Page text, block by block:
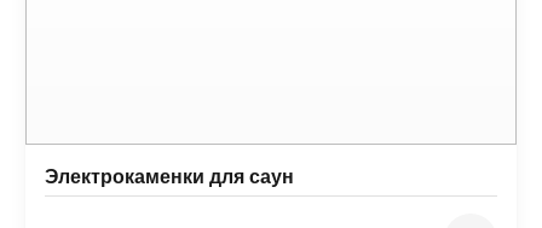
Электрокаменки для саун